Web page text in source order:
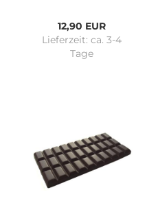
12,90 EUR
Lieferzeit: ca. 3-4
Tage